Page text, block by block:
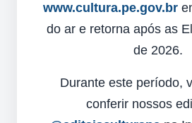
www.cultura.pe.gov.br
do ar e retorna após as
de 2026.
Durante este período,
conferir nossos